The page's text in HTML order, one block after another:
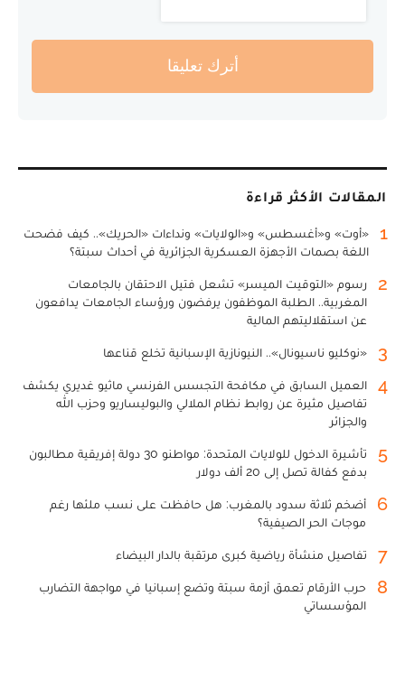
أترك تعليقا
المقالات الأكثر قراءة
1
«أوت» و«أغسطس» و«الولايات» ونداءات «الحريك».. كيف فضحت
اللغة بصمات الأجهزة العسكرية الجزائرية في أحداث سبتة؟
2
رسوم «التوقيت الميسر» تشعل فتيل الاحتقان بالجامعات
المغربية.. الطلبة الموظفون يرفضون ورؤساء الجامعات يدافعون
عن استقلاليتهم المالية
3 «نوكليو ناسيونال».. النيونازية الإسبانية تخلع قناعها
4
العميل السابق في مكافحة التجسس الفرنسي ماثيو غديري يكشف
تفاصيل مثيرة عن روابط نظام الملالي والبوليساريو وحزب الله
والجزائر
5
تأشيرة الدخول للولايات المتحدة: مواطنو 30 دولة إفريقية مطالبون
بدفع كفالة تصل إلى 20 ألف دولار
6
أضخم ثلاثة سدود بالمغرب: هل حافظت على نسب ملئها رغم
موجات الحر الصيفية؟
7 تفاصيل منشأة رياضية كبرى مرتقبة بالدار البيضاء
8
حرب الأرقام تعمق أزمة سبتة وتضع إسبانيا في مواجهة التضارب
المؤسساتي